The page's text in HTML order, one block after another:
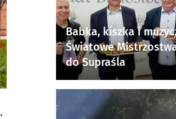
Babka, kiszka i
Światowe
do Supraśla